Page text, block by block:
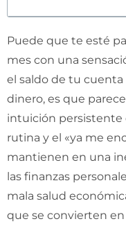
Puede que te esté
mes con una
el saldo de tu cuenta
dinero, es que
intuición persistente
rutina y el «ya me
mantienen en una
las finanzas
mala salud
que se convierten en